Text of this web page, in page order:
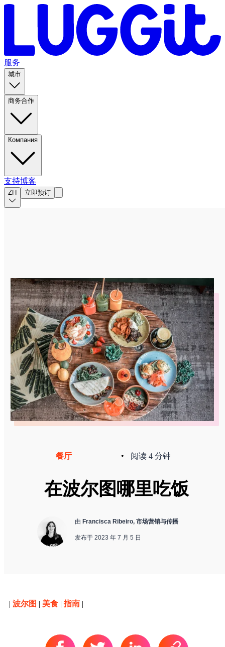
服务
城市
商务合作
Компания
支持博客
ZH 立即预订
餐厅 • 阅读 4 分钟
在波尔图哪里吃饭
由 Francisca Ribeiro, 市场营销与传播
发布于 2023 年 7 月 5 日
| 波尔图 | 美食 | 指南 |